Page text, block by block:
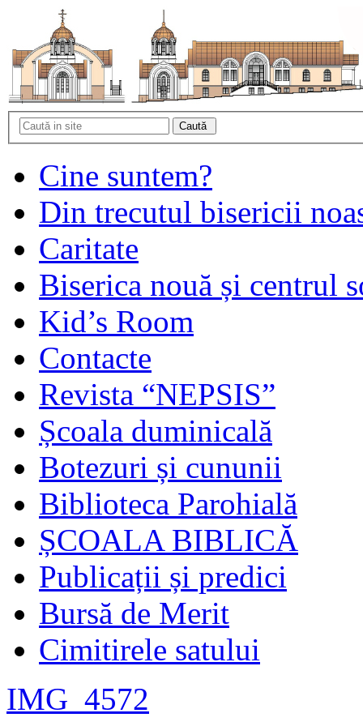
Cine suntem?
Din trecutul bisericii
Caritate
Biserica nouă și centrul
Kid’s Room
Contacte
Revista “NEPSIS”
Școala duminicală
Botezuri și cununii
Biblioteca Parohială
ȘCOALA BIBLICĂ
Publicații și predici
Bursă de Merit
Cimitirele satului
IMG_4572